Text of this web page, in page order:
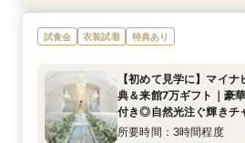
8/21(金)
【少人数で叶える結婚式
アットホームWD
11:00〜
12:00〜
15:00〜
17:00〜
18:00〜
8/21(金)
【料理重視の方必見BIG
ブリアン×オマールコー
所要時間：3時間程度
11:00〜
12:00〜
15:00〜
17:00〜
8/21(金)
【フォト婚・挙式のみ・
なんでも相談会◆
11:00〜
12:00〜
15:00〜
17:00〜
18:00〜
8/21(金)
【２件目以降の見学の方
＆予算相談会＼ドレス
リアン×オマールなど
会◆
所要時間：3時間程度
11:00〜
12:00〜
15:00〜
17:00〜
8/21(金)
【40～70名おすすめ会
＆会場見学×じっくり見
所要時間：3時間程度
11:00〜
12:00〜
15:00〜
17:00〜
8/21(金)
【初めて見学に】マイ
典＆来館7万ギフト｜豪
所要時間：3時間程度
11:00〜
12:00〜
15:00〜
17:00〜
8/21(金)
《庭園挙式ORチャペル
万など最大7万ギフト×
貸切邸宅見学×4万円相
イナビ限定BIG
所要時間：3時間程度
11:00〜
12:00〜
15:00〜
17:00〜
試食会 衣装試着 特典あり
【初めて見学に】マイ
典＆来館7万ギフト｜豪
付き◎自然光注ぐ輝きチ
所要時間：3時間程度